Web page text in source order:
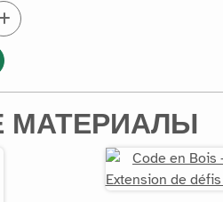
МАТЕРИАЛЫ